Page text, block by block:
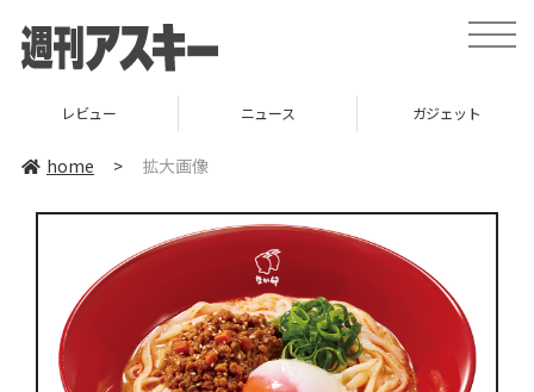
toggle
レビュー ニュース ガジェット
home > 拡大画像